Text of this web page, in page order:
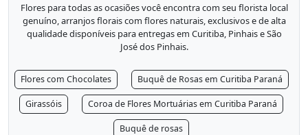
Flores para todas as ocasiões você encontra com seu florista local
genuíno, arranjos florais com flores naturais, exclusivos e de alta
qualidade disponíveis para entregas em Curitiba, Pinhais e São
José dos Pinhais.
Flores com Chocolates Buquê de Rosas em Curitiba Paraná
Girassóis Coroa de Flores Mortuárias em Curitiba Paraná
Buquê de rosas